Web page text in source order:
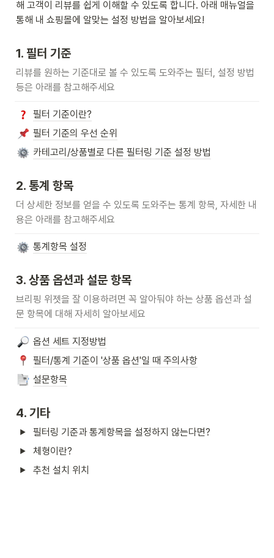
해 고객이 리뷰를 쉽게 이해할 수 있도록 합니다. 아래 매뉴얼을
통해 내 쇼핑몰에 알맞는 설정 방법을 알아보세요!
1. 필터 기준
리뷰를 원하는 기준대로 볼 수 있도록 도와주는 필터, 설정 방법
등은 아래를 참고해주세요
필터 기준이란?
필터 기준의 우선 순위
카테고리/상품별로 다른 필터링 기준 설정 방법
2. 통계 항목
더 상세한 정보를 얻을 수 있도록 도와주는 통계 항목, 자세한 내
용은 아래를 참고해주세요
통계항목 설정
3. 상품 옵션과 설문 항목
브리핑 위젯을 잘 이용하려면 꼭 알아둬야 하는 상품 옵션과 설
문 항목에 대해 자세히 알아보세요
옵션 세트 지정방법
필터/통계 기준이 '상품 옵션'일 때 주의사항
설문항목
4. 기타
필터링 기준과 통계항목을 설정하지 않는다면?
체형이란?
추천 설치 위치